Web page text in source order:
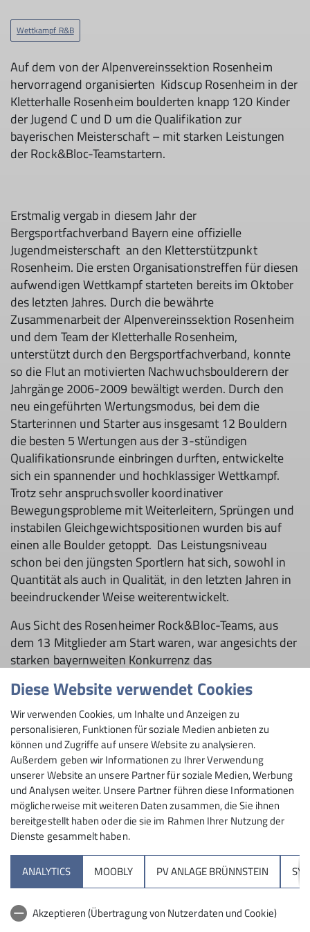
Wettkampf R&B
Auf dem von der Alpenvereinssektion Rosenheim
hervorragend organisierten Kidscup Rosenheim in der
Kletterhalle Rosenheim boulderten knapp 120 Kinder
der Jugend C und D um die Qualifikation zur
bayerischen Meisterschaft – mit starken Leistungen
der Rock&Bloc-Teamstartern.
Erstmalig vergab in diesem Jahr der
Bergsportfachverband Bayern eine offizielle
Jugendmeisterschaft an den Kletterstützpunkt
Rosenheim. Die ersten Organisationstreffen für diesen
aufwendigen Wettkampf starteten bereits im Oktober
des letzten Jahres. Durch die bewährte
Zusammenarbeit der Alpenvereinssektion Rosenheim
und dem Team der Kletterhalle Rosenheim,
unterstützt durch den Bergsportfachverband, konnte
so die Flut an motivierten Nachwuchsboulderern der
Jahrgänge 2006-2009 bewältigt werden. Durch den
neu eingeführten Wertungsmodus, bei dem die
Starterinnen und Starter aus insgesamt 12 Bouldern
die besten 5 Wertungen aus der 3-stündigen
Qualifikationsrunde einbringen durften, entwickelte
sich ein spannender und hochklassiger Wettkampf.
Trotz sehr anspruchsvoller koordinativer
Bewegungsprobleme mit Weiterleitern, Sprüngen und
instabilen Gleichgewichtspositionen wurden bis auf
einen alle Boulder getoppt. Das Leistungsniveau
schon bei den jüngsten Sportlern hat sich, sowohl in
Quantität als auch in Qualität, in den letzten Jahren in
beeindruckender Weise weiterentwickelt.
Aus Sicht des Rosenheimer Rock&Bloc-Teams, aus
dem 13 Mitglieder am Start waren, war angesichts der
starken bayernweiten Konkurrenz das
Thalhauser (Platz 13 Jug D w), Elisa Kittelberger (Platz
30 Jug C w), Noah Hofmann (Platz 18 Jug D m), Simon
Rüb (Platz 11 Jug D m), Benjamin Hein (Platz 29 Jug C
m), Jakob Neri (Platz 27 Jug C m) und Valentin Schuller
(Platz 18 Jug C m) erzielten angesichts ihrer noch
geringen Wettkampferfahrung ein respektables
Ergebnis. Nur sehr knapp am Finale vorbeigeschlittert
sind Lisa-Marie Weigl (Platz 12 Jug C w) und Nathalie
Rüb (Platz 11 Jug C w), die punktgleich mit Platz 7 nur
aufgrund von einer höheren Anzahl an Versuchen eine
minimal schlechtere Wertung bekamen. Letztlich
standen mit Jouna und Manou Gareis, Hannah
Gstatter und Noah Zebhauser vier Rosenheimer im
Finale der besten zehn ihrer Altersklasse.
Diese Website verwendet Cookies
Wir verwenden Cookies, um Inhalte und Anzeigen zu
personalisieren, Funktionen für soziale Medien anbieten zu
können und Zugriffe auf unsere Website zu analysieren.
Außerdem geben wir Informationen zu Ihrer Verwendung
unserer Website an unsere Partner für soziale Medien, Werbung
und Analysen weiter. Unsere Partner führen diese Informationen
möglicherweise mit weiteren Daten zusammen, die Sie ihnen
bereitgestellt haben oder die sie im Rahmen Ihrer Nutzung der
Dienste gesammelt haben.
ANALYTICS MOOBLY PV ANLAGE BRÜNNSTEIN
Akzeptieren (Übertragung von Nutzerdaten und Cookie)